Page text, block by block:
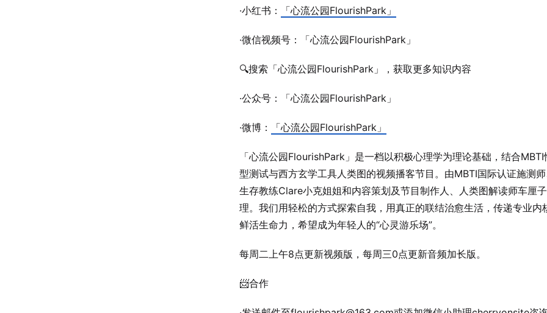
·小红书： 「心流公园FlourishPark」
·微信视频号：「心流公园FlourishPark」
🔍搜索「心流公园FlourishPark」，获取更多知识内容
·公众号：「心流公园FlourishPark」
·微博： 「心流公园FlourishPark」
「心流公园FlourishPark」是一档以积极心理学为理论基础，结合MBTI
型测试与西方玄学工具人类图的视频播客节目。由MBTI国际认证施测
生存教练Clare小克姐姐和内容策划及节目制作人、人类图解读师车厘
理。我们用轻松的方式探索自我，用真正的联结治愈生活，传递专业内
鲜活生命力，希望成为年轻人的“心灵游乐场”。
每周二上午8点更新视频版，每周三0点更新音频加长版。
📨合作